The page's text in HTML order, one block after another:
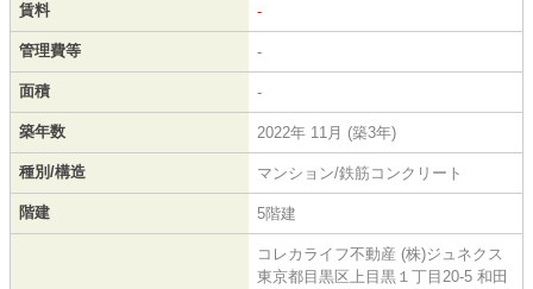
賃料 -
管理費等 -
面積 -
築年数 2022年 11月 (築3年)
種別/構造 マンション/鉄筋コンクリート
階建 5階建
コレカライフ不動産 (株)ジュネクス
東京都目黒区上目黒１丁目20-5 和田